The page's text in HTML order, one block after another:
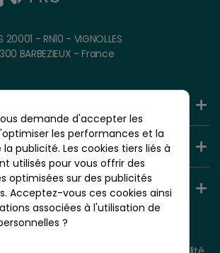
20001 - RN10 - VIGNOLLES
BARBEZIEUX - France
demande d'accepter les
les performances et la
publicité. Les cookies tiers liés à
utilisés pour vous offrir des
optimisées sur des publicités
Acceptez-vous ces cookies ainsi
associées à l'utilisation de
?